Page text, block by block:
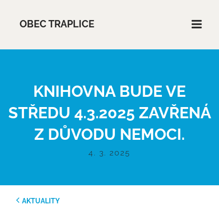
OBEC TRAPLICE
KNIHOVNA BUDE VE
STŘEDU 4.3.2025 ZAVŘENÁ
Z DŮVODU NEMOCI.
4. 3. 2025
AKTUALITY